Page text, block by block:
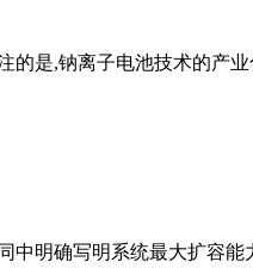
是,钠离子电池技术的产业
明确写明系统最大扩容能